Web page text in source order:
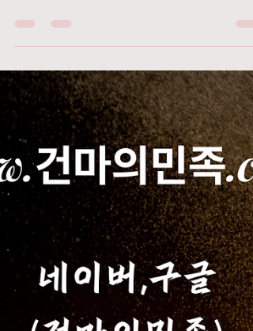
광주 서구 상무지구 중심에 위치한 감각적인
찬 상권과 다양한 유동 인구가 모이는 이곳은
렌디한 분위기와 안정적인 근무 환경을 동시에
갖춘 곳으로, 처음 일을 시작하시는 분부터 경
이 있으신 분들까지 모두 만족하며 일할 수 있
공간입니다. 저희 매장은 단순히 일만 하는 곳
아니라, 서로를 존중하고 배려하는 분위기 속에
서 즐겁게 근무할 수 있는 환경을 중요하게 생
합니다. 밝은 미소와 기본적인 매너, 그리고 책
감 있는 자세를 가진 분이라면 누구든지 환영하
고 있으며, 광주상무지구 고수익알바 다음비즈
스 초보자분들도 부담 없이 시작할 수 있도록
계적인 안내와 적응 과정을 제공하고 있습니다.
다음비즈니스 함께일하실 직원 구하고있습니다.
업무는 전반적인 고객 응대와 매장 내 서비스
원이 중심이 됩니다. 복잡하거나 어려운 일이